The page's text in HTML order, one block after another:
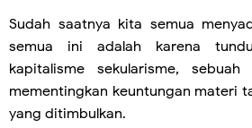
Sudah saatnya kita semua
semua ini adalah karena
kapitalisme sekularisme,
mementingkan keuntungan materi
yang ditimbulkan.